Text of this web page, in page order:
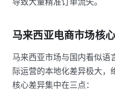
马来西亚电商市场核
马来西亚市场与国内看似语
际运营的本地化差异极大，
核心差异集中在三点：